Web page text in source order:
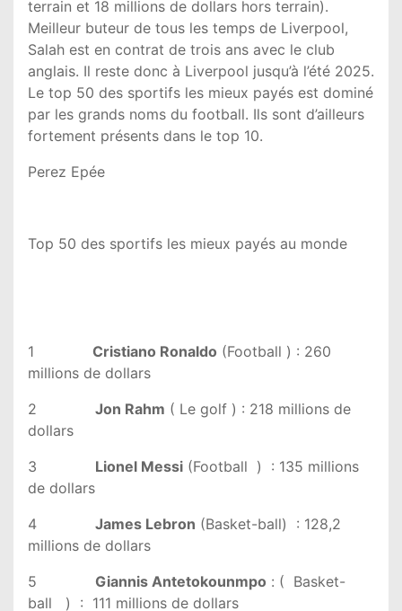
terrain et 18 millions de dollars hors terrain).
Meilleur buteur de tous les temps de Liverpool,
Salah est en contrat de trois ans avec le club
anglais. Il reste donc à Liverpool jusqu’à l’été 2025.
Le top 50 des sportifs les mieux payés est dominé
par les grands noms du football. Ils sont d’ailleurs
fortement présents dans le top 10.
Perez Epée
Top 50 des sportifs les mieux payés au monde
1 Cristiano Ronaldo (Football ) : 260
millions de dollars
2 Jon Rahm ( Le golf ) : 218 millions de
dollars
3 Lionel Messi (Football ) : 135 millions
de dollars
4 James Lebron (Basket-ball) : 128,2
millions de dollars
5 Giannis Antetokounmpo : ( Basket-
ball ) : 111 millions de dollars